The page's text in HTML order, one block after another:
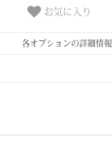
お気に入り
各オプションの詳細情報